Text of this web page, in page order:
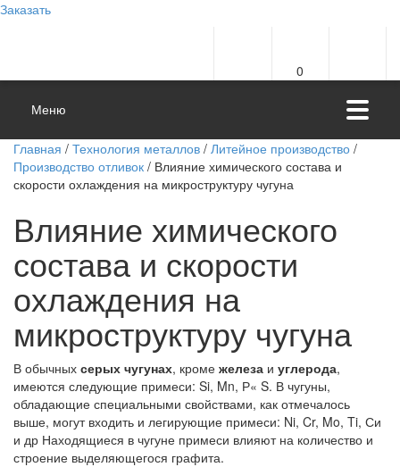
Заказать
0
Меню
Главная / Технология металлов / Литейное производство /
Производство отливок / Влияние химического состава и
скорости охлаждения на микроструктуру чугуна
Влияние химического
состава и скорости
охлаждения на
микроструктуру чугуна
В обычных серых чугунах, кроме железа и углерода,
имеются следующие примеси: Si, Mn, Р« S. В чугуны,
обладающие специальными свойствами, как отмечалось
выше, могут входить и легирующие примеси: Ni, Cr, Mo, Ti, Си
и др Находящиеся в чугуне примеси влияют на количество и
строение выделяющегося графита.